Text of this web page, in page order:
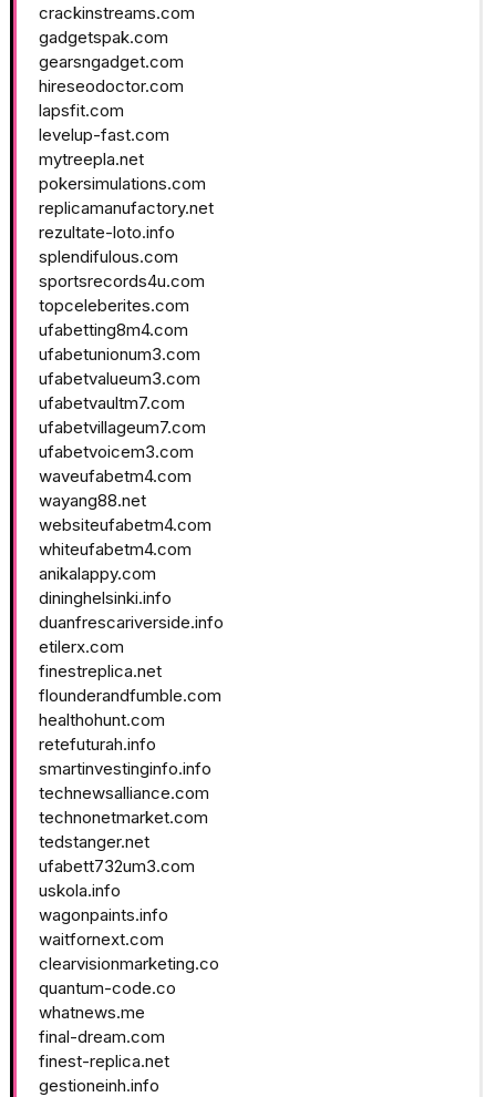
crackinstreams.com
gadgetspak.com
gearsngadget.com
hireseodoctor.com
lapsfit.com
levelup-fast.com
mytreepla.net
pokersimulations.com
replicamanufactory.net
rezultate-loto.info
splendifulous.com
sportsrecords4u.com
topceleberites.com
ufabetting8m4.com
ufabetunionum3.com
ufabetvalueum3.com
ufabetvaultm7.com
ufabetvillageum7.com
ufabetvoicem3.com
waveufabetm4.com
wayang88.net
websiteufabetm4.com
whiteufabetm4.com
anikalappy.com
dininghelsinki.info
duanfrescariverside.info
etilerx.com
finestreplica.net
flounderandfumble.com
healthohunt.com
retefuturah.info
smartinvestinginfo.info
technewsalliance.com
technonetmarket.com
tedstanger.net
ufabett732um3.com
uskola.info
wagonpaints.info
waitfornext.com
clearvisionmarketing.co
quantum-code.co
whatnews.me
final-dream.com
finest-replica.net
gestioneinh.info